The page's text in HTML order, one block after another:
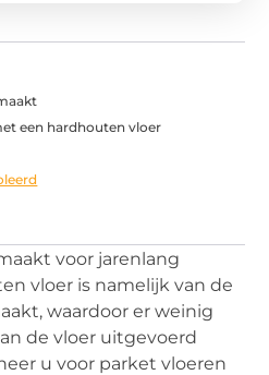
een hardhouten vloer
voor jarenlang
vloer is namelijk van de
waardoor er weinig
de vloer uitgevoerd
u voor parket vloeren